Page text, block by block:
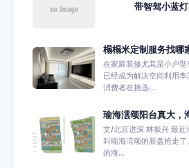
带智驾小蓝
榻榻米定制服务找哪
在家庭装修尤其是小户
已经成为解决空间利用
消费者在挑选...
瑜海澐颂阳台真大，
文/北京进深 林振兴 最
叫瑜海澐颂的新盘抢走
的海...